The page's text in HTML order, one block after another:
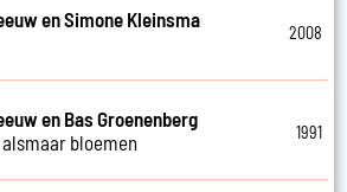
en Simone Kleinsma
2008
en Bas Groenenberg
bloemen
1991